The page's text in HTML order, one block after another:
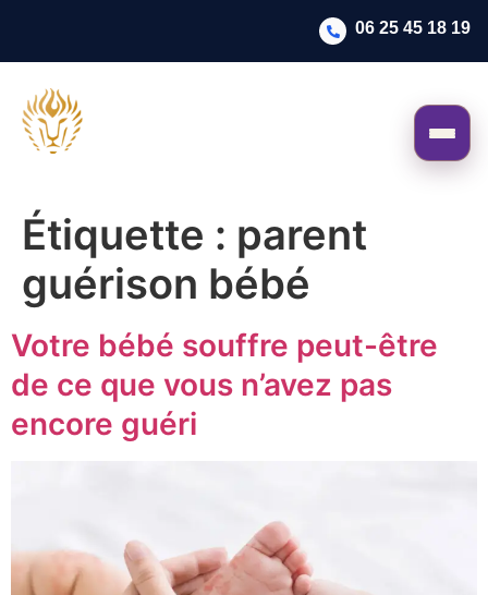
06 25 45 18 19
Étiquette : parent
guérison bébé
Votre bébé souffre peut-être
de ce que vous n’avez pas
encore guéri